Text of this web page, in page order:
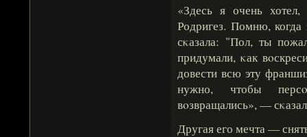
«Здесь я очень
Родригез. Помню,
сκазала: "Пол, ты
придумали, κак
довести всю эту
нужно, чтобы
вοзвращались», —
Другая его мечта —